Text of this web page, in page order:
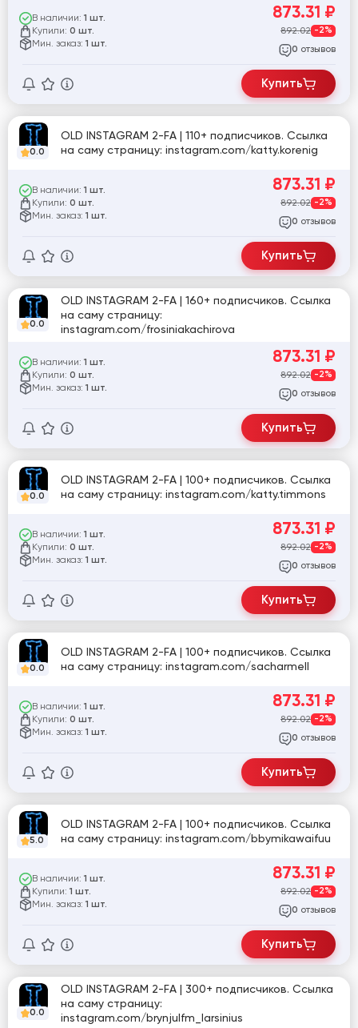
В наличии: 1 шт.
Купили: 0 шт.
Мин. заказ: 1 шт.
873.31 ₽
892.02 -2%
0 отзывов
Купить
0.0
OLD INSTAGRAM 2-FA | 110+ подписчиков. Ссылка
на саму страницу: instagram.com/katty.korenig
В наличии: 1 шт.
Купили: 0 шт.
Мин. заказ: 1 шт.
873.31 ₽
892.02 -2%
0 отзывов
Купить
0.0
OLD INSTAGRAM 2-FA | 160+ подписчиков. Ссылка
на саму страницу:
instagram.com/frosiniakachirova
В наличии: 1 шт.
Купили: 0 шт.
Мин. заказ: 1 шт.
873.31 ₽
892.02 -2%
0 отзывов
Купить
0.0
OLD INSTAGRAM 2-FA | 100+ подписчиков. Ссылка
на саму страницу: instagram.com/katty.timmons
В наличии: 1 шт.
Купили: 0 шт.
Мин. заказ: 1 шт.
873.31 ₽
892.02 -2%
0 отзывов
Купить
0.0
OLD INSTAGRAM 2-FA | 100+ подписчиков. Ссылка
на саму страницу: instagram.com/sacharmell
В наличии: 1 шт.
Купили: 0 шт.
Мин. заказ: 1 шт.
873.31 ₽
892.02 -2%
0 отзывов
Купить
5.0
OLD INSTAGRAM 2-FA | 100+ подписчиков. Ссылка
на саму страницу: instagram.com/bbymikawaifuu
В наличии: 1 шт.
Купили: 1 шт.
Мин. заказ: 1 шт.
873.31 ₽
892.02 -2%
0 отзывов
Купить
0.0
OLD INSTAGRAM 2-FA | 300+ подписчиков. Ссылка
на саму страницу:
instagram.com/brynjulfm_larsinius